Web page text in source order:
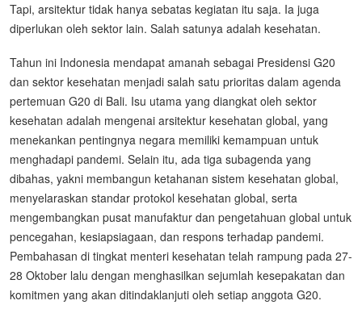
Tapi, arsitektur tidak hanya sebatas kegiatan itu saja. Ia juga
diperlukan oleh sektor lain. Salah satunya adalah kesehatan.
Tahun ini Indonesia mendapat amanah sebagai Presidensi G20
dan sektor kesehatan menjadi salah satu prioritas dalam agenda
pertemuan G20 di Bali. Isu utama yang diangkat oleh sektor
kesehatan adalah mengenai arsitektur kesehatan global, yang
menekankan pentingnya negara memiliki kemampuan untuk
menghadapi pandemi. Selain itu, ada tiga subagenda yang
dibahas, yakni membangun ketahanan sistem kesehatan global,
menyelaraskan standar protokol kesehatan global, serta
mengembangkan pusat manufaktur dan pengetahuan global untuk
pencegahan, kesiapsiagaan, dan respons terhadap pandemi.
Pembahasan di tingkat menteri kesehatan telah rampung pada 27-
28 Oktober lalu dengan menghasilkan sejumlah kesepakatan dan
komitmen yang akan ditindaklanjuti oleh setiap anggota G20.